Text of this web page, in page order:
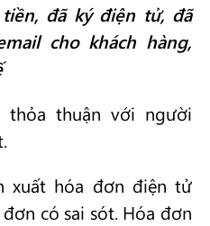
đã ký điện tử, đã
cho khách hàng,
thỏa thuận với người
xuất hóa đơn điện tử
có sai sót. Hóa đơn